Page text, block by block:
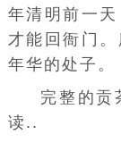
年清明前一
才能回衙门。
年华的处子。
完整的贡
读..